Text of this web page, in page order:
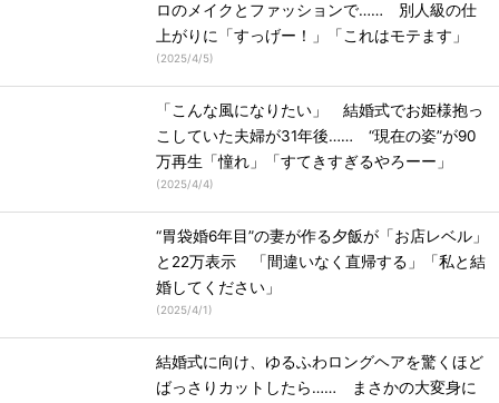
ロのメイクとファッションで…… 別人級の仕
上がりに「すっげー！」「これはモテます」
(2025/4/5)
「こんな風になりたい」 結婚式でお姫様抱っ
こしていた夫婦が31年後…… “現在の姿”が90
万再生「憧れ」「すてきすぎるやろーー」
(2025/4/4)
“胃袋婚6年目”の妻が作る夕飯が「お店レベル」
と22万表示 「間違いなく直帰する」「私と結
婚してください」
(2025/4/1)
結婚式に向け、ゆるふわロングヘアを驚くほど
ばっさりカットしたら…… まさかの大変身に